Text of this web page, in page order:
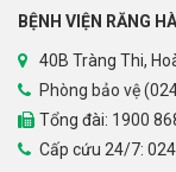
BỆNH VIỆN RĂNG
40B Tràng Thi,
Phòng bảo vệ
Tổng đài: 1900
Cấp cứu 24/7: